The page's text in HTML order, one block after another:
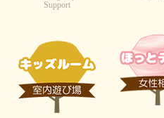
Support